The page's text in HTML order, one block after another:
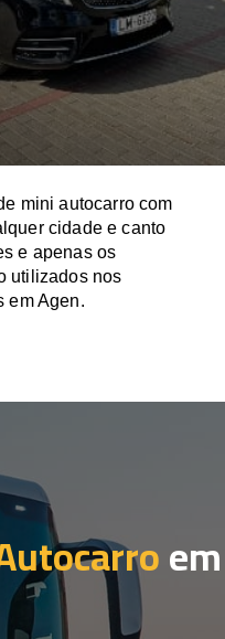
mini autocarro com
cidade e canto
e apenas os
utilizados nos
em Agen.